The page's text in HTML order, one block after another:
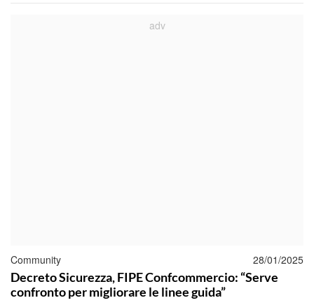
Community 28/01/2025
Decreto Sicurezza, FIPE Confcommercio: “Serve
confronto per migliorare le linee guida”